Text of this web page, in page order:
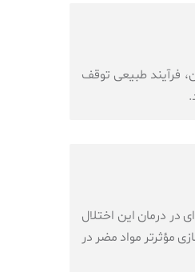
فرآیند طبیعی توقف
در درمان این اختلال
مؤثرتر مواد مضر در